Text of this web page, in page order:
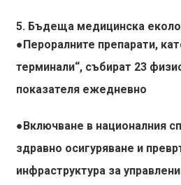
5. Бъдеща медицинска
●Пероралните препарати,
терминали“, събират 23
показателя ежедневно
●Включване в националния
здравно осигуряване и
инфраструктура за